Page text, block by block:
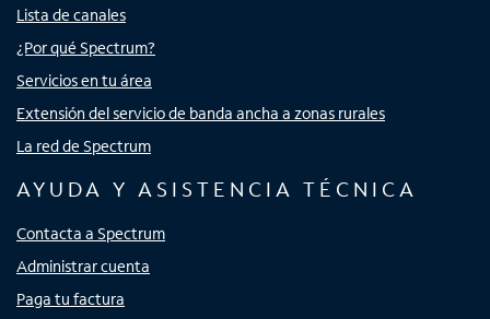
Lista de canales
¿Por qué Spectrum?
Servicios en tu área
Extensión del servicio de banda ancha a zonas rurales
La red de Spectrum
AYUDA Y ASISTENCIA TÉCNICA
Contacta a Spectrum
Administrar cuenta
Paga tu factura